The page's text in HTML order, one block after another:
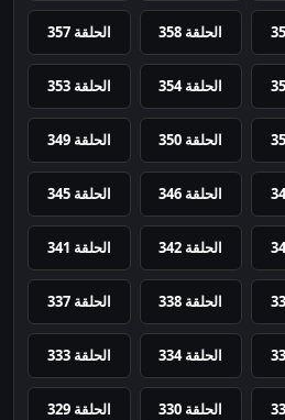
الحلقة 358 الحلقة 357
الحلقة 354 الحلقة 353
الحلقة 350 الحلقة 349
الحلقة 346 الحلقة 345
الحلقة 342 الحلقة 341
الحلقة 338 الحلقة 337
الحلقة 334 الحلقة 333
الحلقة 330 الحلقة 329